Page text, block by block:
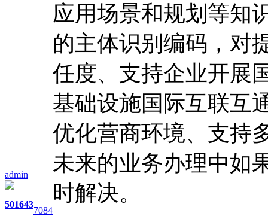
admin
501643
7084
应用场景和规划等知
的主体识别编码，对
任度、支持企业开展
基础设施国际互联互
优化营商环境、支持
未来的业务办理中如
时解决。